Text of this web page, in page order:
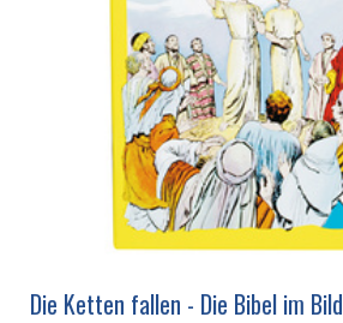
Die Ketten fallen - Die Bibel im Bild